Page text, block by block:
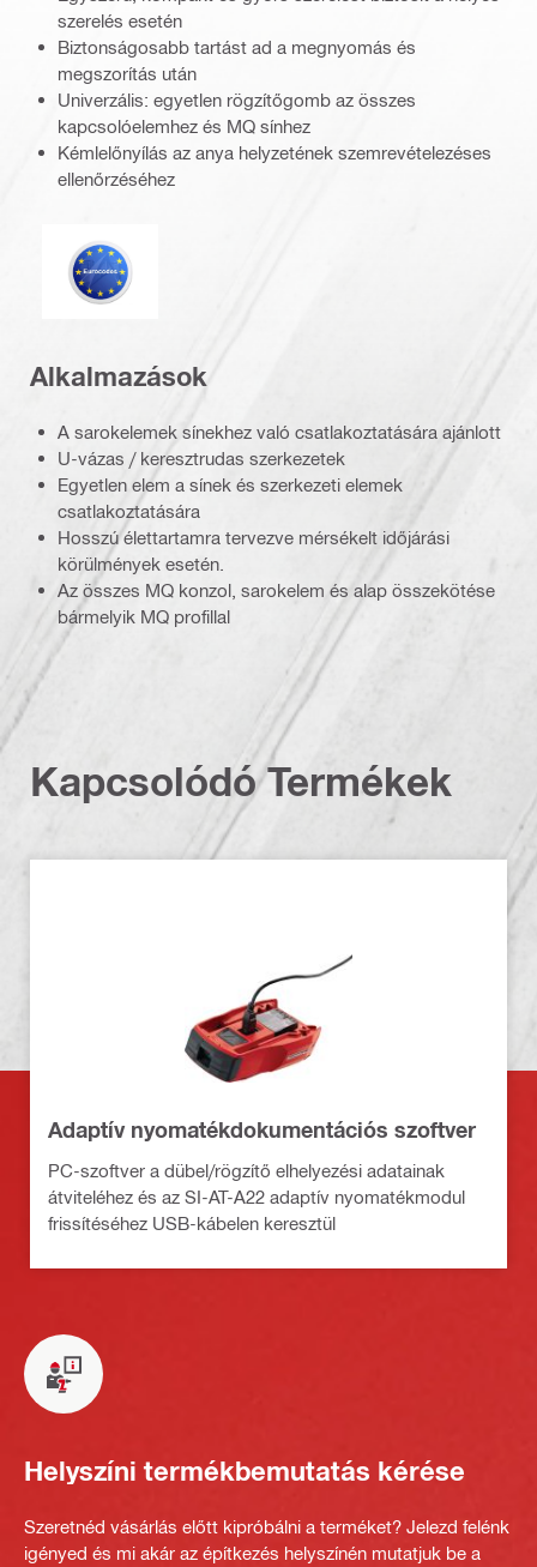
szerelés esetén
Biztonságosabb tartást ad a megnyomás és
megszorítás után
Univerzális: egyetlen rögzítőgomb az összes
kapcsolóelemhez és MQ sínhez
Kémlelőnyílás az anya helyzetének szemrevételezéses
ellenőrzéséhez
Eurocode
Alkalmazások
A sarokelemek sínekhez való csatlakoztatására ajánlott
U-vázas / keresztrudas szerkezetek
Egyetlen elem a sínek és szerkezeti elemek
csatlakoztatására
Hosszú élettartamra tervezve mérsékelt időjárási
körülmények esetén.
Az összes MQ konzol, sarokelem és alap összekötése
bármelyik MQ profillal
Kapcsolódó Termékek
Adaptív nyomatékdokumentációs szoftver
PC-szoftver a dübel/rögzítő elhelyezési adatainak
átviteléhez és az SI-AT-A22 adaptív nyomatékmodul
frissítéséhez USB-kábelen keresztül
Helyszíni termékbemutatás kérése
Szeretnéd vásárlás előtt kipróbálni a terméket? Jelezd felénk
igényed és mi akár az építkezés helyszínén mutatjuk be a